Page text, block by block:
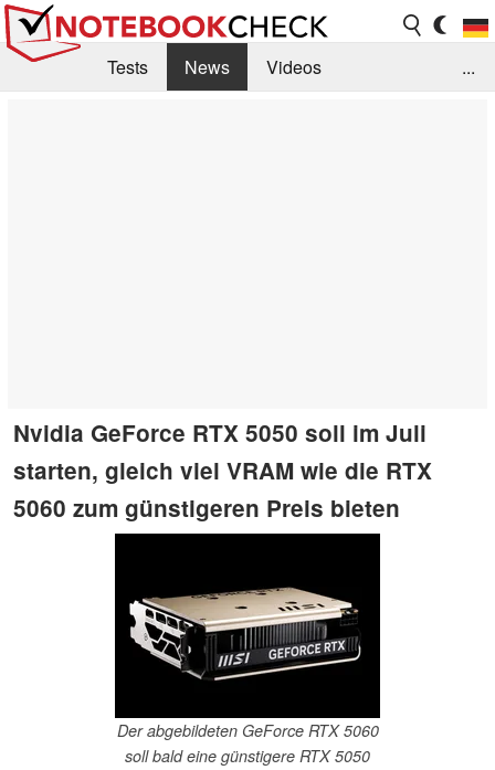
Tests News
Videos
...
Nvidia GeForce RTX 5050 soll im Juli
starten, gleich viel VRAM wie die RTX
5060 zum günstigeren Preis bieten
Der abgebildeten GeForce RTX 5060
soll bald eine günstigere RTX 5050